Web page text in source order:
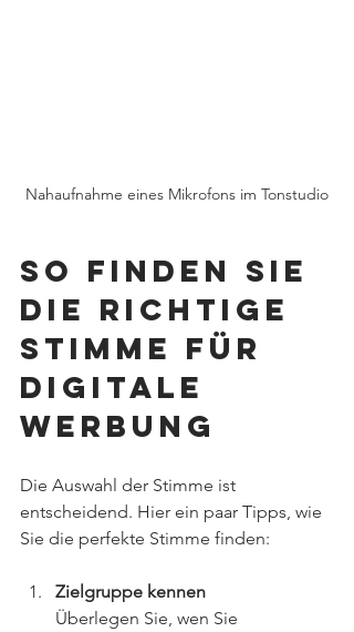
Nahaufnahme eines Mikrofons im Tonstudio
So finden Sie
die richtige
Stimme für
digitale
Werbung
Die Auswahl der Stimme ist
entscheidend. Hier ein paar Tipps, wie
Sie die perfekte Stimme finden:
Zielgruppe kennen
Überlegen Sie, wen Sie